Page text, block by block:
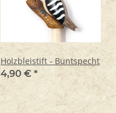
Holzbleistift - Buntspecht
4,90 € *